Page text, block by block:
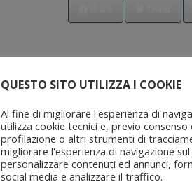
QUESTO SITO UTILIZZA I COOKIE
Al fine di migliorare l'esperienza di
utilizza cookie tecnici e, previo
profilazione o altri strumenti di
migliorare l'esperienza di navigazione
personalizzare contenuti ed annunci,
social media e analizzare il traffico.